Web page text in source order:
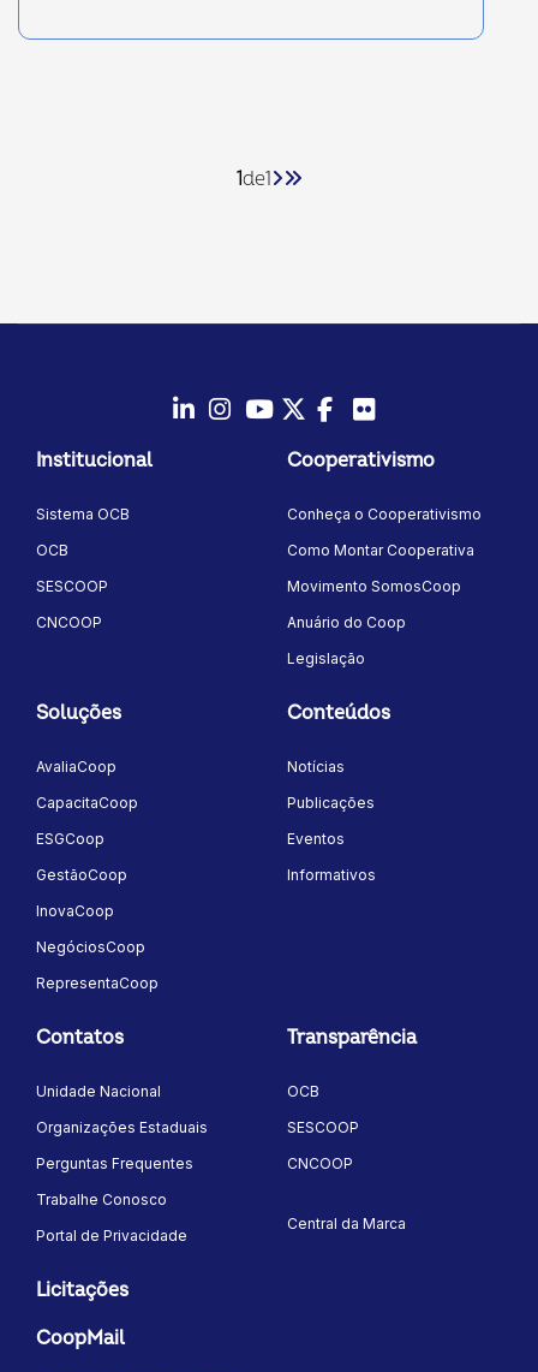
1de1
Instagram
YoutubeTwitter/X
Facebook
Institucional
Sistema OCB
OCB
SESCOOP
CNCOOP
Cooperativismo
Conheça o Cooperativismo
Como Montar Cooperativa
Movimento SomosCoop
Anuário do Coop
Legislação
Soluções
AvaliaCoop
CapacitaCoop
ESGCoop
GestãoCoop
InovaCoop
NegóciosCoop
RepresentaCoop
Conteúdos
Notícias
Publicações
Eventos
Informativos
Contatos
Unidade Nacional
Organizações Estaduais
Perguntas Frequentes
Trabalhe Conosco
Portal de Privacidade
Transparência
OCB
SESCOOP
CNCOOP
Central da Marca
Licitações
CoopMail